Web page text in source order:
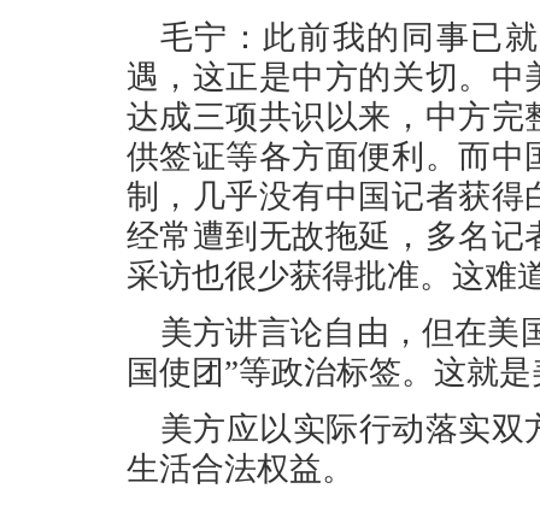
毛宁：此前我的同事已
遇，这正是中方的关切。
达成三项共识以来，中方
供签证等各方面便利。而
制，几乎没有中国记者获
经常遭到无故拖延，多名
采访也很少获得批准。这难
美方讲言论自由，但在美
国使团”等政治标签。这就
美方应以实际行动落实
生活合法权益。